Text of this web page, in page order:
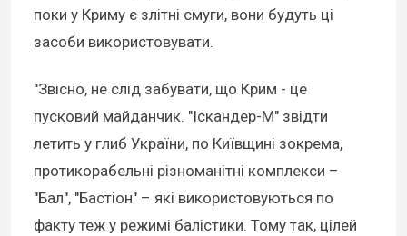
поки у Криму є злітні смуги, вони будуть ці
засоби використовувати.
"Звісно, не слід забувати, що Крим - це
пусковий майданчик. "Іскандер-М" звідти
летить у глиб України, по Київщині зокрема,
протикорабельні різноманітні комплекси –
"Бал", "Бастіон" – які використовуються по
факту теж у режимі балістики. Тому так, цілей